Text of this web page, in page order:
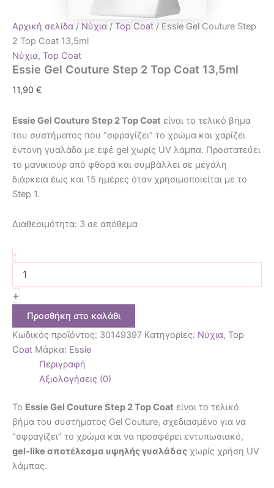
Αρχική σελίδα / Νύχια / Top Coat / Essie Gel Couture Step
2 Top Coat 13,5ml
Νύχια, Top Coat
Essie Gel Couture Step 2 Top Coat 13,5ml
11,90 €
Essie Gel Couture Step 2 Top Coat είναι το τελικό βήμα
του συστήματος που “σφραγίζει” το χρώμα και χαρίζει
έντονη γυαλάδα με εφέ gel χωρίς UV λάμπα. Προστατεύει
το μανικιούρ από φθορά και συμβάλλει σε μεγάλη
διάρκεια έως και 15 ημέρες όταν χρησιμοποιείται με το
Step 1.
Διαθεσιμότητα: 3 σε απόθεμα
-
+
Προσθήκη στο καλάθι
Κωδικός προϊόντος: 30149397 Κατηγορίες: Νύχια, Top
Coat Μάρκα: Essie
Περιγραφή
Αξιολογήσεις (0)
Το Essie Gel Couture Step 2 Top Coat είναι το τελικό
βήμα του συστήματος Gel Couture, σχεδιασμένο για να
“σφραγίζει” το χρώμα και να προσφέρει εντυπωσιακό,
gel-like αποτέλεσμα υψηλής γυαλάδας χωρίς χρήση UV
λάμπας.